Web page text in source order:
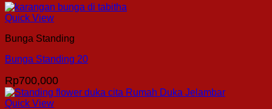
Quick View
Bunga Standing
Bunga Standing 20
Rp700,000
Quick View